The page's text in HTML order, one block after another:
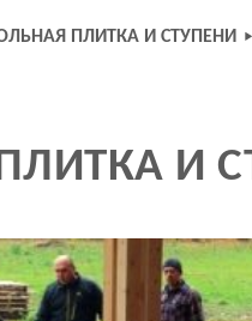
ПЛИТКА И СТУПЕНИ
И